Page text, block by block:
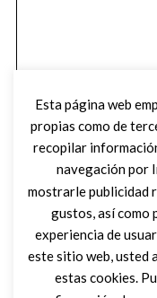
Esta página web
propias como de
recopilar
navegación por
mostrarle publicidad
gustos, así como
experiencia de
este sitio web, usted
estas cookies.